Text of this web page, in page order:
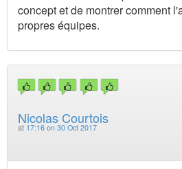
concept et de montrer comment
propres équipes.
Nicolas Courtois
at 17:16 on 30 Oct 2017